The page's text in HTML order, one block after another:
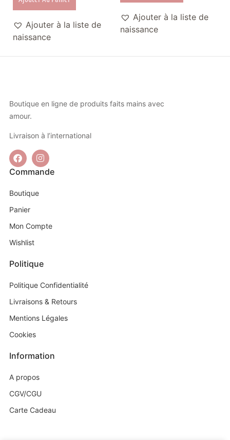
Ajouter à la liste de
naissance
Ajouter à la liste de
naissance
Boutique en ligne de produits faits mains avec
amour.
Livraison à l’international
Commande
Boutique
Panier
Mon Compte
Wishlist
Politique
Politique Confidentialité
Livraisons & Retours
Mentions Légales
Cookies
Information
A propos
CGV/CGU
Carte Cadeau